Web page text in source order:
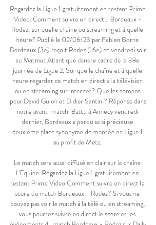
Regardez la Ligue 1 gratuitement en testant Prime
Video. Comment suivre en direct... Bordeaux -
Rodez: sur quelle chaîne ou streaming et à quelle
heure? Publié le 02/06/23 par Fabien Borne
Bordeaux (3e) reçoit Rodez (16e) ce vendredi soir
au Matmut Atlantique dans le cadre de la 38e
journée de Ligue 2. Sur quelle chaîne et à quelle
heure regarder ce match en direct à la télévision
ou en streaming sur internet? Quelles compos
pour David Guion et Didier Santini? Réponse dans
notre avant-match. Battu à Annecy vendredi
dernier, Bordeaux a perdu sa si précieuse
deuxième place synonyme de montée en Ligue 1
au profit de Metz.
Le match sera aussi diffusé en clair sur la chaîne
L'Equipe. Regardez la Ligue 1 gratuitement en
testant Prime Video Comment suivre en direct le
score du match Bordeaux - Rodez? Si vous ne
pouvez pas voir le match à la télé ou en streaming,
vous pourrez suivre en direct le score et les